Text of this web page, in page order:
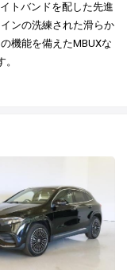
トバンドを配した先進
ンの洗練された滑らか
機能を備えたMBUXな